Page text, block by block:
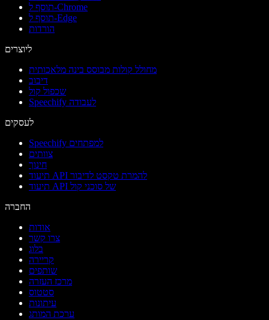
תוסף ל-Chrome
תוסף ל-Edge
הורדות
ליוצרים
מחולל קולות מבוסס בינה מלאכותית
דיבוב
שכפול קול
Speechify לעבודה
לעסקים
Speechify למפתחים
צוותים
חינוך
תיעוד API להמרת טקסט לדיבור
תיעוד API של סוכני קול
החברה
אודות
צרו קשר
בלוג
קריירה
שותפים
מרכז העזרה
סטטוס
עיתונות
ערכת המותג